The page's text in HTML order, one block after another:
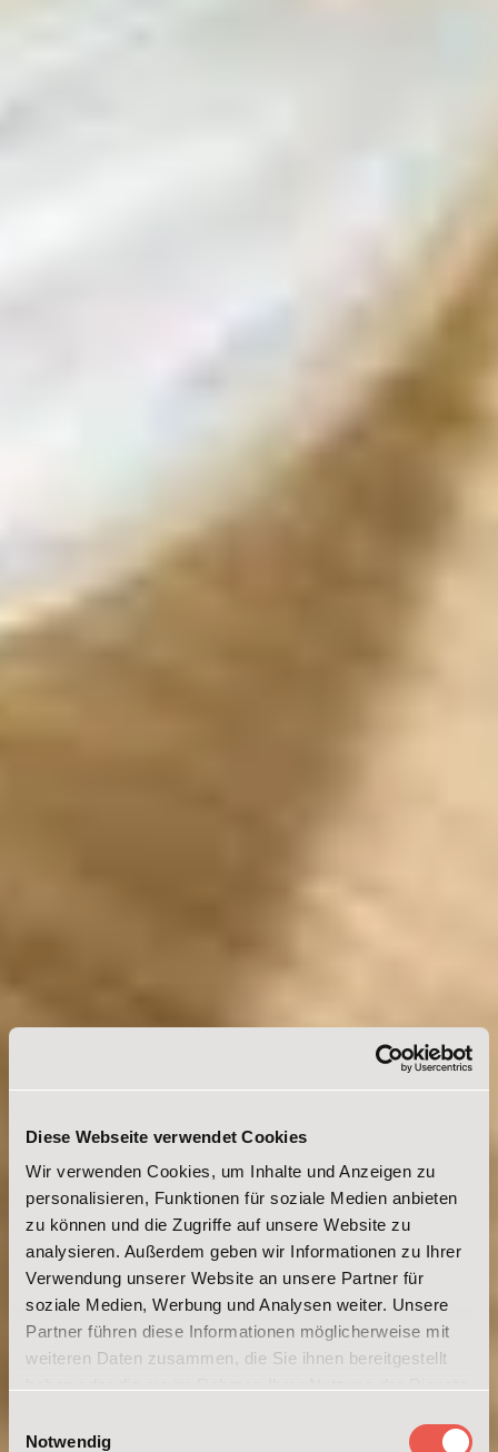
Diese Webseite verwendet Cookies
Wir verwenden Cookies, um Inhalte und Anzeigen zu
personalisieren, Funktionen für soziale Medien anbieten
zu können und die Zugriffe auf unsere Website zu
analysieren. Außerdem geben wir Informationen zu Ihrer
Verwendung unserer Website an unsere Partner für
soziale Medien, Werbung und Analysen weiter. Unsere
Partner führen diese Informationen möglicherweise mit
weiteren Daten zusammen, die Sie ihnen bereitgestellt
unsererDatenschutzerklärung Impressum
Notwendig